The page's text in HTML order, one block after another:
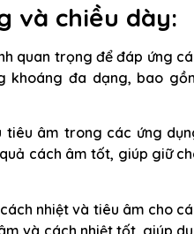
và chiều dày:
quan trọng để đáp ứng
khoáng đa dạng, bao
âm trong các ứng
cách âm tốt, giúp giữ
nhiệt và tiêu âm cho
và cách nhiệt tốt, giúp